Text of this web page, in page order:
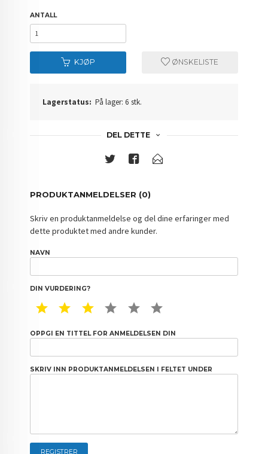
ANTALL
KJØP ØNSKELISTE
Lagerstatus: På lager: 6 stk.
DEL DETTE
PRODUKTANMELDELSER (0)
Skriv en produktanmeldelse og del dine erfaringer med
dette produktet med andre kunder.
NAVN
DIN VURDERING?
1 STAR2 STAR3 STAR4 STAR5 STAR
OPPGI EN TITTEL FOR ANMELDELSEN DIN
SKRIV INN PRODUKTANMELDELSEN I FELTET UNDER